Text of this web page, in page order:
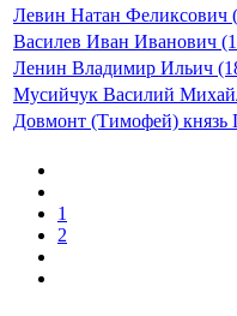
Левин Натан Феликсович
Василев Иван Иванович
Ленин Владимир Ильич
Мусийчук Василий
Довмонт (Тимофей) князь
1
2